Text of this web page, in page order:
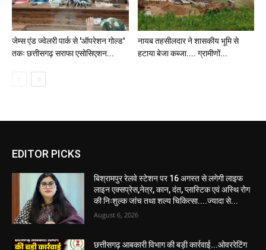
जेम्स एंड ज्वेलरी पार्क से 'ऑपरेशन गोल्ड'
तकः छत्तीसगढ़ सराफा एसोसिएशन...
नायब तहसीलदार ने शासकीय भूमि से
हटाया बेजा कब्जा.... ग्रामीणों...
EDITOR PICKS
बिश्रामपुर रेलवे स्टेशन पर 16 अगस्त से लगेगी लाइफ
लाइन एक्सप्रेस,नेत्र, कान, दंत, प्लास्टिक एवं अस्थि रोग
की निःशुल्क जांच तथा शल्य चिकित्सा....ज्यादा से...
August 6, 2026
छत्तीसगढ़ आबकारी विभाग की बड़ी कार्रवाई...ओवररेटिंग